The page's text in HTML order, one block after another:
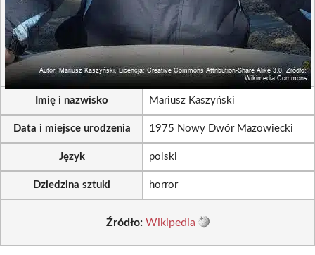
Imię i nazwisko Mariusz Kaszyński
Data i miejsce urodzenia 1975 Nowy Dwór Mazowiecki
Język polski
Dziedzina sztuki horror
Źródło: Wikipedia